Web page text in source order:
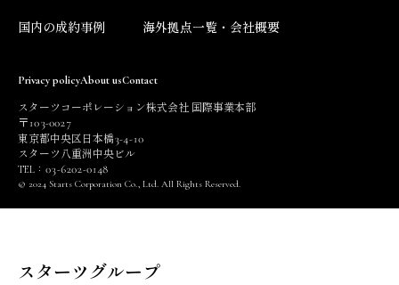
国内の成約事例 海外拠点一覧・会社概要
Privacy policyAbout usContact
スターツコーポレーション株式会社 国際事業本部
〒 103-0027
東京都中央区日本橋3-4-10
スターツ八重洲中央ビル
TEL： 03-6202-0148
© 2024 Starts Corporation Co., Ltd. All Rights Reserved.
スターツグループ